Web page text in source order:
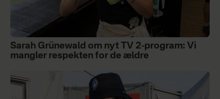
Sarah Grünewald om nyt TV 2-program: Vi
mangler respekten for de ældre